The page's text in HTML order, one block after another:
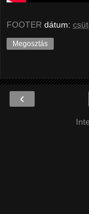
FOOTER dátum:
Megosztás
‹